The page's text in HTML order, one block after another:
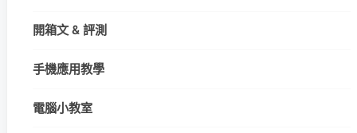
開箱文 & 評測
手機應用教學
電腦小教室